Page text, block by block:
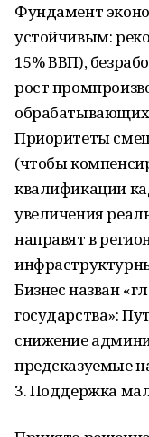
Фундамент
устойчивым:
15% ВВП),
рост
обрабатывающих
Приоритеты
(чтобы
квалификации
увеличения
направят в
Бизнес назван
государства»:
снижение
предсказуемые
3. Поддержка